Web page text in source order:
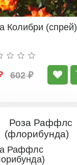
Колибри (спрей)
602 ₽
Раффлс